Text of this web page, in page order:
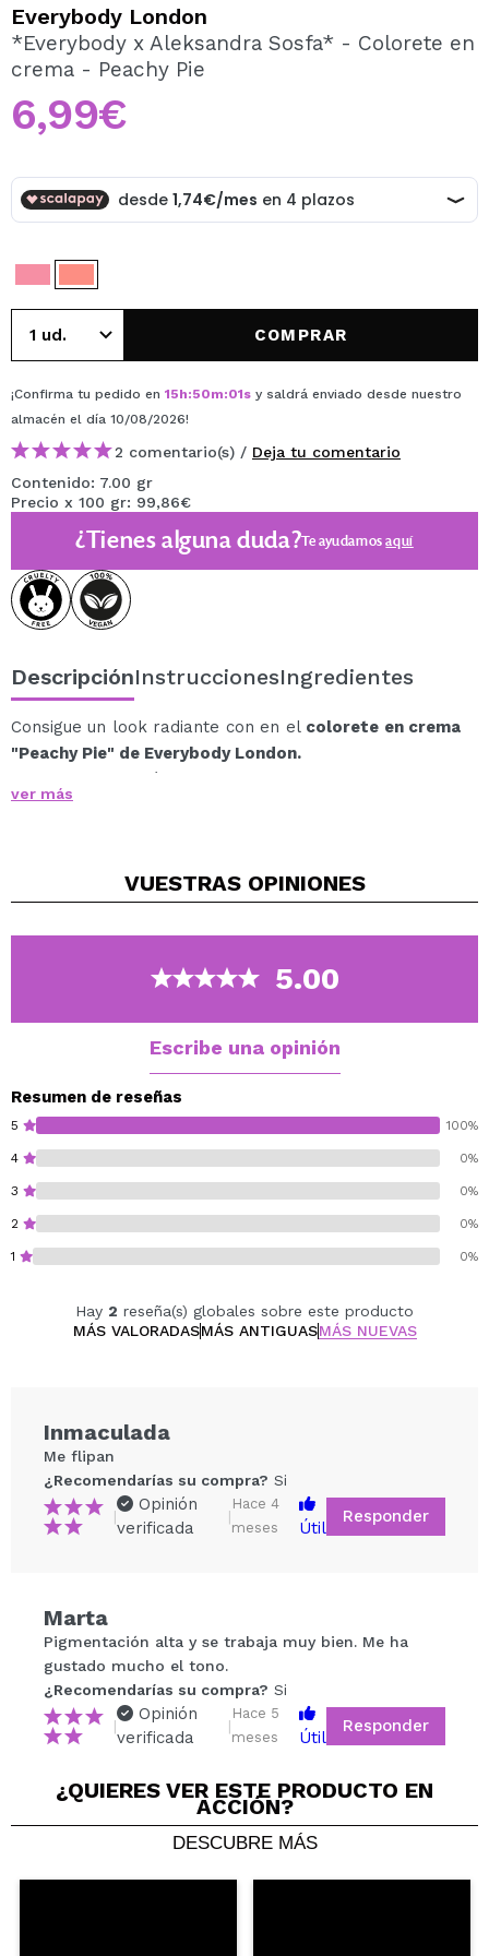
Al crear una cuenta en Maquillalia.com podrás realizar
tus compras rápidamente, revisar el estado de tus
Everybody London
*Everybody x Aleksandra Sosfa* - Colorete en
crema - Peachy Pie
6,99€
COMPRAR
¡Confirma tu pedido en 15h:50m:01s y saldrá enviado desde nuestro
almacén el día 10/08/2026!
2 comentario(s) / Deja tu comentario
Contenido: 7.00 gr
Precio x 100 gr: 99,86€
¿Tienes alguna duda?Te ayudamosaquí
DescripciónInstruccionesIngredientes
Consigue un look radiante con en el colorete en crema
"Peachy Pie" de Everybody London.
Su tono melocotón suave aporta a la piel un efecto
saludable y luminoso, ideal para realzar tus mejillas
juvenil sin esfuerzo.
desliza fácilmente sobre la piel y se difumina sin
complicaciones, integrándose a la perfección con la
base o directamente sobre la piel desnuda.
ver más
VUESTRAS OPINIONES
5.00
Escribe una opinión
Resumen de reseñas
5 100%
4 0%
3 0%
2 0%
1 0%
Hay 2 reseña(s) globales sobre este producto
MÁS VALORADASMÁS ANTIGUASMÁS NUEVAS
Compartir un vídeo o una foto
Tu vídeo podría ser el primero. Imagínatelo...
¿Recomendarías su compra? Si No
ENVIAR
Inmaculada
Me flipan
¿Recomendarías su compra? Si
|
Opinión
verificada
|
Hace 4
meses
Útil
Responder
Marta
Pigmentación alta y se trabaja muy bien. Me ha
gustado mucho el tono.
¿Recomendarías su compra? Si
|
Opinión
verificada
|
Hace 5
meses
Útil
Responder
¿QUIERES VER ESTE PRODUCTO EN
ACCIÓN?
DESCUBRE MÁS